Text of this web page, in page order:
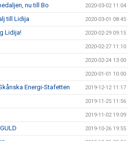
nu till Bo 2020-03-02 11:04
till Lidija 2020-03-01 08:45
Lidija! 2020-02-29 09:15
2020-02-27 11:10
2020-02-24 13:00
2020-01-01 10:00
Energi-Stafetten 2019-12-12 11:17
2019-11-25 11:56
2019-11-02 19:09
2019-10-26 19:55